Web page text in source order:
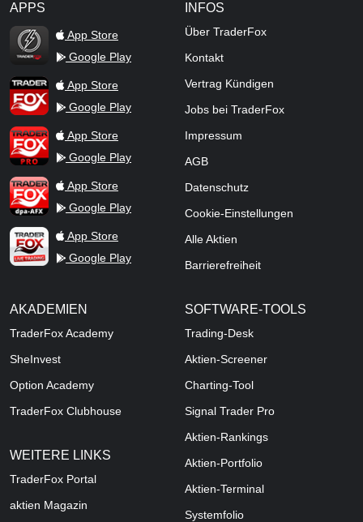
APPS
TraderFox Flash
App Store
Google Play
TraderFox AppApp Store
Google Play
TraderFox ProApp Store
Google Play
TraderFox dpa-AFX ProFeed
App Store
Google Play
TraderFox Live Trading
App Store
Google Play
INFOS
Über TraderFox
Kontakt
Vertrag Kündigen
Jobs bei TraderFox
Impressum
AGB
Datenschutz
Cookie-Einstellungen
Alle Aktien
Barrierefreiheit
AKADEMIEN
TraderFox Academy
SheInvest
Option Academy
TraderFox Clubhouse
WEITERE LINKS
TraderFox Portal
aktien Magazin
SOFTWARE-TOOLS
Trading-Desk
Aktien-Screener
Charting-Tool
Signal Trader Pro
Aktien-Rankings
Aktien-Portfolio
Aktien-Terminal
Systemfolio